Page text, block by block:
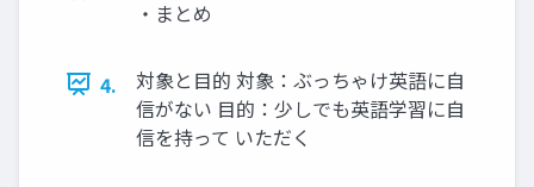
・まとめ
4.
対象と目的 対象：ぶっちゃけ英語に自
信がない 目的：少しでも英語学習に自
信を持って いただく